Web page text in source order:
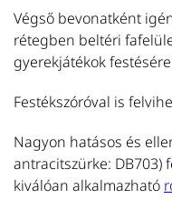
Végső bevonatként
rétegben beltéri
gyerekjátékok
Festékszóróval is
Nagyon hatásos és
antracitszürke: DB703)
kiválóan alkalmazható